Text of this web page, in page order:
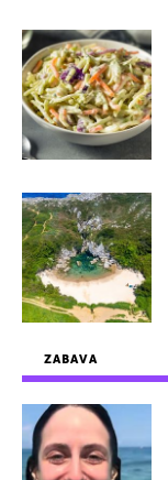
ZABAVA